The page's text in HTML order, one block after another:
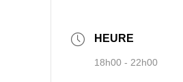
HEURE
18h00 - 22h00